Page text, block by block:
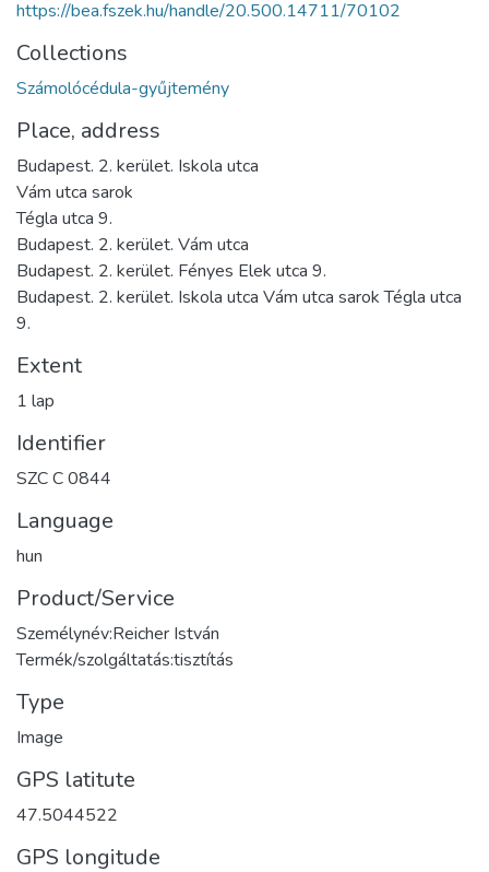
https://bea.fszek.hu/handle/20.500.14711/70102
Collections
Számolócédula-gyűjtemény
Place, address
Budapest. 2. kerület. Iskola utca
Vám utca sarok
Tégla utca 9.
Budapest. 2. kerület. Vám utca
Budapest. 2. kerület. Fényes Elek utca 9.
Budapest. 2. kerület. Iskola utca Vám utca sarok Tégla utca
9.
Extent
1 lap
Identifier
SZC C 0844
Language
hun
Product/Service
Személynév:Reicher István
Termék/szolgáltatás:tisztítás
Type
Image
GPS latitute
47.5044522
GPS longitude